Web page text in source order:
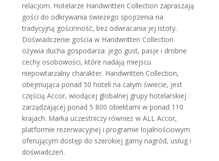
relacjom. Hotelarze Handwritten Collection zapraszają
gości do odkrywania świeżego spojrzenia na
tradycyjną gościnność, bez odwracania jej istoty.
Doświadczenie gościa w Handwritten Collection
ożywia ducha gospodarza: jego gust, pasje i drobne
cechy osobowości, które nadają miejscu
niepowtarzalny charakter. Handwritten Collection,
obejmująca ponad 50 hoteli na całym świecie, jest
częścią Accor, wiodącej globalnej grupy hotelarskiej
zarządzającej ponad 5 800 obiektami w ponad 110
krajach. Marka uczestniczy również w ALL Accor,
platformie rezerwacyjnej i programie lojalnościowym
oferującym dostęp do szerokiej gamy nagród, usług i
doświadczeń.